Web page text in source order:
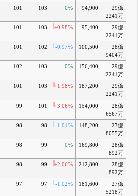
101 103 0% 94,900
29億
2241万
101 103 +0.98% 95,400
29億
2241万
101 102 -0.97% 100,500
28億
9404万
102 103 0% 156,400
29億
2241万
101 103 +1.98% 187,200
29億
2241万
99 101 +3.06% 154,000
28億
6567万
98 98 -1.01% 148,200
27億
8055万
98 99 0% 169,800
28億
892万
98 99 +2.06% 212,800
28億
892万
97 97 -1.02% 181,600
27億
5218万